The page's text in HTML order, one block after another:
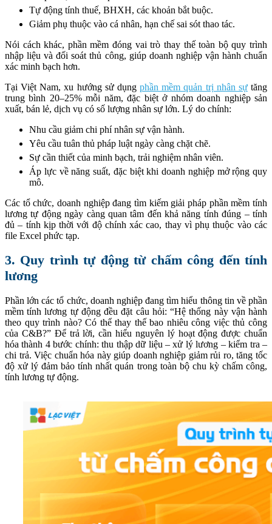
Tự động tính thuế, BHXH, các khoản bắt buộc.
Giảm phụ thuộc vào cá nhân, hạn chế sai sót thao tác.
Nói cách khác, phần mềm đóng vai trò thay thế toàn bộ quy trình
nhập liệu và đối soát thủ công, giúp doanh nghiệp vận hành chuẩn
xác minh bạch hơn.
Tại Việt Nam, xu hướng sử dụngphần mềm quản trị nhân sựtăng
trung bình 20–25% mỗi năm, đặc biệt ở nhóm doanh nghiệp sản
xuất, bán lẻ, dịch vụ có số lượng nhân sự lớn. Lý do chính:
Nhu cầu giảm chi phí nhân sự vận hành.
Yêu cầu tuân thủ pháp luật ngày càng chặt chẽ.
Sự cần thiết của minh bạch, trải nghiệm nhân viên.
Áp lực về năng suất, đặc biệt khi doanh nghiệp mở rộng quy
mô.
Các tổ chức, doanh nghiệp đang tìm kiếm giải pháp phần mềm tính
lương tự động ngày càng quan tâm đến khả năng tính đúng – tính
đủ – tính kịp thời với độ chính xác cao, thay vì phụ thuộc vào các
file Excel phức tạp.
3. Quy trình tự động từ chấm công đến tính
lương
Phần lớn các tổ chức, doanh nghiệp đang tìm hiểu thông tin về phần
mềm tính lương tự động đều đặt câu hỏi: “Hệ thống này vận hành
theo quy trình nào? Có thể thay thế bao nhiêu công việc thủ công
của C&B?” Để trả lời, cần hiểu nguyên lý hoạt động được chuẩn
hóa thành 4 bước chính: thu thập dữ liệu – xử lý lương – kiểm tra –
chi trả. Việc chuẩn hóa này giúp doanh nghiệp giảm rủi ro, tăng tốc
độ xử lý đảm bảo tính nhất quán trong toàn bộ chu kỳ chấm công,
tính lương tự động.